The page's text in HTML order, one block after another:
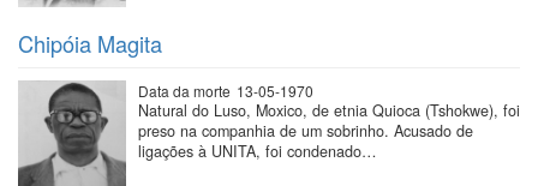
Chipóia Magita
Data da morte 13-05-1970
Natural do Luso, Moxico, de etnia Quioca (Tshokwe), foi
preso na companhia de um sobrinho. Acusado de
ligações à UNITA, foi condenado…